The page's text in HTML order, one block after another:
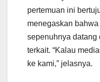
pertemuan ini
menegaskan
sepenuhnya datang
terkait. “Kalau
ke kami,” jelasnya.